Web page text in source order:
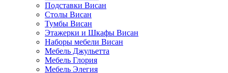
Подставки Висан
Столы Висан
Тумбы Висан
Этажерки и Шкафы Висан
Наборы мебели Висан
Мебель Джульетта
Мебель Глория
Мебель Элегия